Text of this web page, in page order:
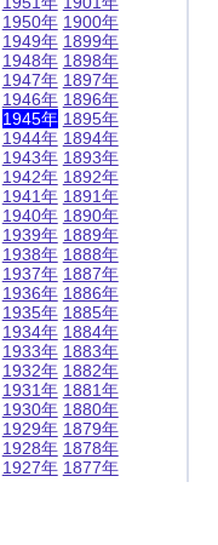
1950年
1949年
1948年
1947年
1946年
1945年
1944年
1943年
1942年
1941年
1940年
1939年
1938年
1937年
1936年
1935年
1934年
1933年
1932年
1931年
1930年
1929年
1928年
1927年
1900年
1899年
1898年
1897年
1896年
1895年
1894年
1893年
1892年
1891年
1890年
1889年
1888年
1887年
1886年
1885年
1884年
1883年
1882年
1881年
1880年
1879年
1878年
1877年